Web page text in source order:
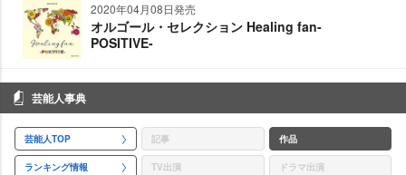
2020年04月08日発売
オルゴール・セレクション Healing fan-
POSITIVE-
芸能人事典
芸能人TOP 記事 作品
ランキング情報 TV出演 ドラマ出演